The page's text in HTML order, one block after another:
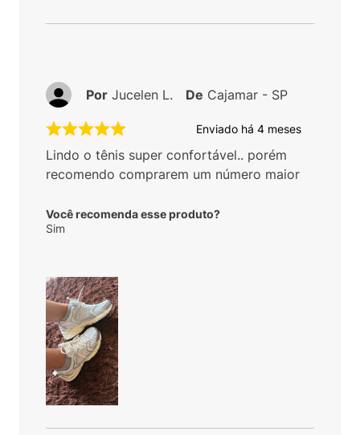
Enviado há 4 meses
Lindo o tênis super confortável.. porém
recomendo comprarem um número maior
Você recomenda esse produto?
Sim
Por Jucelen L. De Cajamar - SP